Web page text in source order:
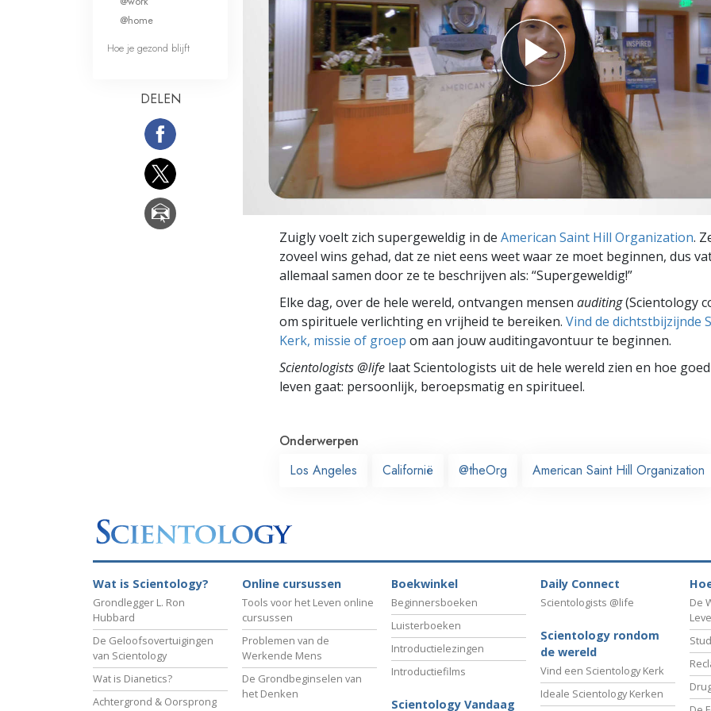
Wat is Grootheid?
Zuigly voelt zich supergeweldig in de American Saint Hill Organization.
zoveel wins gehad, dat ze niet eens weet waar ze moet beginnen, dus
allemaal samen door ze te beschrijven als: “Supergeweldig!”
Elke dag, over de hele wereld, ontvangen mensen auditing(Scientology
om spirituele verlichting en vrijheid te bereiken. Vind de dichtstbijzijnde
Kerk, missie of groep om aan jouw auditingavontuur te beginnen.
Scientologists @life laat Scientologists uit de hele wereld zien en hoe
leven gaat: persoonlijk, beroepsmatig en spiritueel.
Onderwerpen
Los Angeles
Californië @theOrg American Saint Hill Organization
@home
Hoe je gezond blijft
DELEN
Wat is Scientology?
Grondlegger L. Ron
Hubbard
De Geloofsovertuigingen
van Scientology
Wat is Dianetics?
Achtergrond & Oorsprong
Online cursussen
Tools voor het Leven online
cursussen
Problemen van de
Werkende Mens
De Grondbeginselen van
het Denken
Boekwinkel
Beginnersboeken
Luisterboeken
Introductielezingen
Introductiefilms
Scientology Vandaag
Daily Connect
Scientologists @life
Scientology rondom
de wereld
Vind een Scientology Kerk
Ideale Scientology Kerken
De